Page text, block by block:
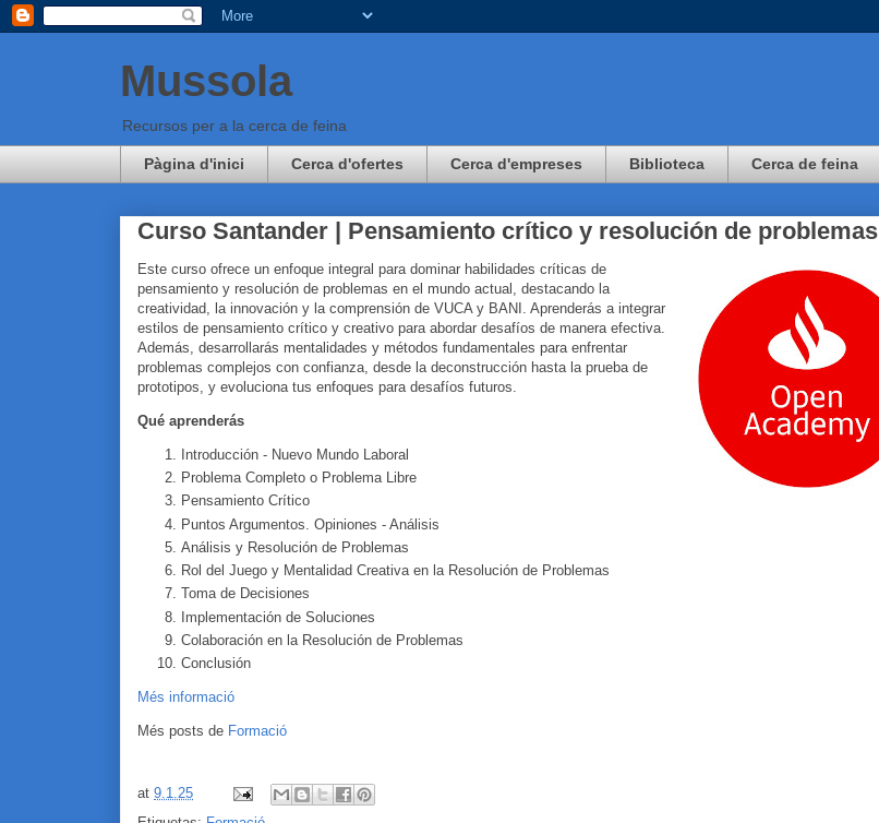
Mussola
Recursos per a la cerca de feina
Pàgina d'inici Cerca d'ofertes Cerca d'empreses Biblioteca Cerca de feina
Curso Santander | Pensamiento crítico y resolución de problemas
Este curso ofrece un enfoque integral para dominar habilidades críticas de
pensamiento y resolución de problemas en el mundo actual, destacando la
creatividad, la innovación y la comprensión de VUCA y BANI. Aprenderás a integrar
estilos de pensamiento crítico y creativo para abordar desafíos de manera efectiva.
Además, desarrollarás mentalidades y métodos fundamentales para enfrentar
problemas complejos con confianza, desde la deconstrucción hasta la prueba de
prototipos, y evoluciona tus enfoques para desafíos futuros.
Qué aprenderás
Introducción - Nuevo Mundo Laboral
Problema Completo o Problema Libre
Pensamiento Crítico
Puntos Argumentos. Opiniones - Análisis
Análisis y Resolución de Problemas
Rol del Juego y Mentalidad Creativa en la Resolución de Problemas
Toma de Decisiones
Implementación de Soluciones
Colaboración en la Resolución de Problemas
Conclusión
Més informació
Més posts de Formació
at 9.1.25